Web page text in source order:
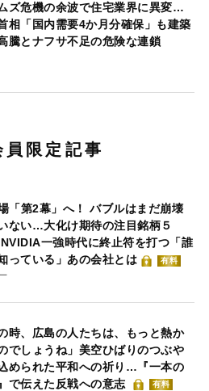
ズ危機の余波で住宅業界に異変…
相「国内需要4か月分確保」も建築
騰とナフサ不足の危険な連鎖
員限定記事
「第2幕」へ！ バブルはまだ崩壊
ない…大化け期待の注目銘柄５
一強時代に終止符を打つ「誰
っている」あの会社とは
有料
の時、広島の人たちは、もっと熱か
でしょうね」美空ひばりのつぶや
められた平和への祈り…『一本の
で伝えた反戦への意志
有料